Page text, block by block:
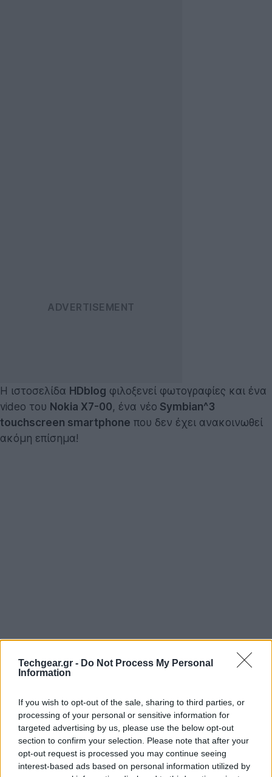
Techgear.gr - Do Not Process My Personal
Information
If you wish to opt-out of the sale, sharing to third parties, or
processing of your personal or sensitive information for
targeted advertising by us, please use the below opt-out
section to confirm your selection. Please note that after your
opt-out request is processed you may continue seeing
interest-based ads based on personal information utilized by
Η ιστοσελίδα HDblog φιλοξενεί φωτογραφίες και ένα
video του Nokia X7-00, ένα νέο Symbian^3
touchscreen smartphone που δεν έχει ανακοινωθεί
ακόμη επίσημα!